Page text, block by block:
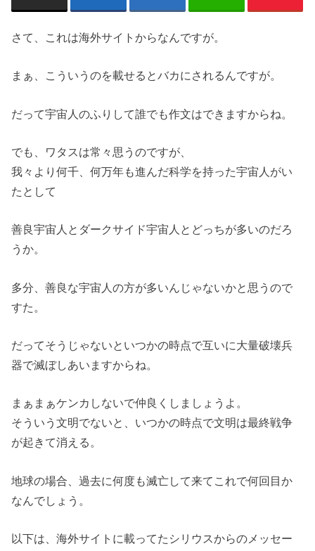
さて、これは海外サイトからなんですが。
まぁ、こういうのを載せるとバカにされるんですが。
だって宇宙人のふりして誰でも作文はできますからね。
でも、ワタスは常々思うのですが、
我々より何千、何万年も進んだ科学を持った宇宙人がい
たとして
善良宇宙人とダークサイド宇宙人とどっちが多いのだろ
うか。
多分、善良な宇宙人の方が多いんじゃないかと思うので
すた。
だってそうじゃないといつかの時点で互いに大量破壊兵
器で滅ぼしあいますからね。
まぁまぁケンカしないで仲良くしましょうよ。
そういう文明でないと、いつかの時点で文明は最終戦争
が起きて消える。
地球の場合、過去に何度も滅亡して来てこれで何回目か
なんでしょう。
以下は、海外サイトに載ってたシリウスからのメッセー